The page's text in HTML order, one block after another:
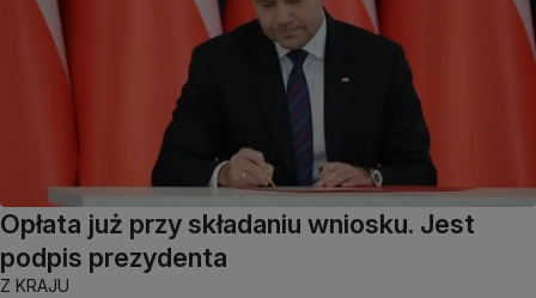
Opłata już przy składaniu wniosku. Jest
podpis prezydenta
Z KRAJU